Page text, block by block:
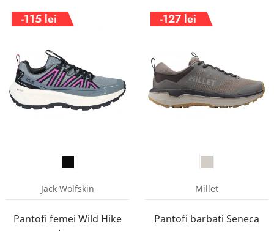
-115 lei
Jack Wolfskin
Pantofi femei Wild Hike
-127 lei
Millet
Pantofi barbati Seneca